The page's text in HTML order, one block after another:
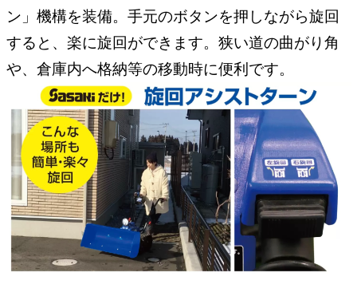
ン」機構を装備。手元のボタンを押しながら旋回
すると、楽に旋回ができます。狭い道の曲がり角
や、倉庫内へ格納等の移動時に便利です。